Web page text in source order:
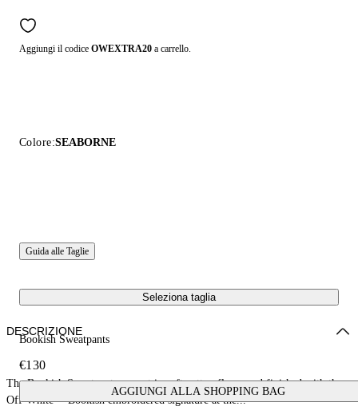
Aggiungi il codice OWEXTRA20 a carrello.
Colore:SEABORNE
Guida alle Taglie
Seleziona taglia
Bookish Sweatpants
€130
AGGIUNGI ALLA SHOPPING BAG
DESCRIZIONE
The Bookish Sweatpants are cut in soft cotton fleece and finished with the
Off-White™ Bookish embroidered signature at the...